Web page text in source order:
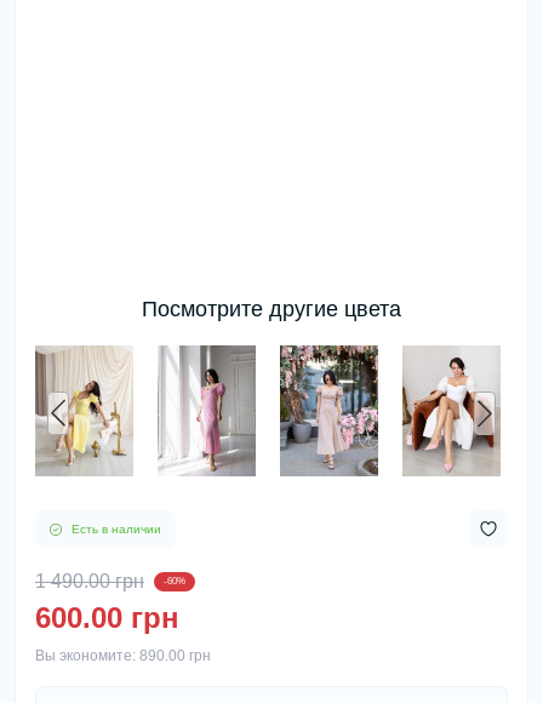
Посмотрите другие цвета
Есть в наличии
1 490.00 грн -60%
600.00 грн
Вы экономите: 890.00 грн